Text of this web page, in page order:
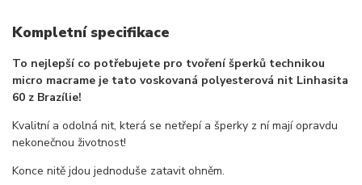
Kompletní specifikace
To nejlepší co potřebujete pro tvoření šperků technikou
micro macrame je tato voskovaná polyesterová nit Linhasita
60 z Brazílie!
Kvalitní a odolná nit, která se netřepí a šperky z ní mají opravdu
nekonečnou životnost!
Konce nitě jdou jednoduše zatavit ohněm.